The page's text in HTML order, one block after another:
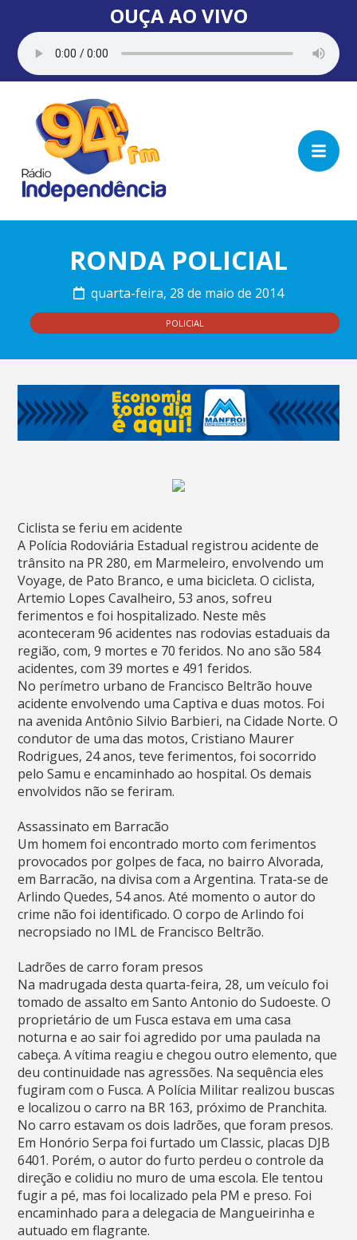
OUÇA AO VIVO
RONDA POLICIAL
quarta-feira, 28 de maio de 2014
POLICIAL
Ciclista se feriu em acidente
A Polícia Rodoviária Estadual registrou acidente de
trânsito na PR 280, em Marmeleiro, envolvendo um
Voyage, de Pato Branco, e uma bicicleta. O ciclista,
Artemio Lopes Cavalheiro, 53 anos, sofreu
ferimentos e foi hospitalizado. Neste mês
aconteceram 96 acidentes nas rodovias estaduais da
região, com, 9 mortes e 70 feridos. No ano são 584
acidentes, com 39 mortes e 491 feridos.
No perímetro urbano de Francisco Beltrão houve
acidente envolvendo uma Captiva e duas motos. Foi
na avenida Antônio Silvio Barbieri, na Cidade Norte. O
condutor de uma das motos, Cristiano Maurer
Rodrigues, 24 anos, teve ferimentos, foi socorrido
pelo Samu e encaminhado ao hospital. Os demais
envolvidos não se feriram.
Assassinato em Barracão
Um homem foi encontrado morto com ferimentos
provocados por golpes de faca, no bairro Alvorada,
em Barracão, na divisa com a Argentina. Trata-se de
Arlindo Quedes, 54 anos. Até momento o autor do
crime não foi identificado. O corpo de Arlindo foi
necropsiado no IML de Francisco Beltrão.
Ladrões de carro foram presos
Na madrugada desta quarta-feira, 28, um veículo foi
tomado de assalto em Santo Antonio do Sudoeste. O
proprietário de um Fusca estava em uma casa
noturna e ao sair foi agredido por uma paulada na
cabeça. A vítima reagiu e chegou outro elemento, que
deu continuidade nas agressões. Na sequência eles
fugiram com o Fusca. A Polícia Militar realizou buscas
e localizou o carro na BR 163, próximo de Pranchita.
No carro estavam os dois ladrões, que foram presos.
Em Honório Serpa foi furtado um Classic, placas DJB
6401. Porém, o autor do furto perdeu o controle da
direção e colidiu no muro de uma escola. Ele tentou
fugir a pé, mas foi localizado pela PM e preso. Foi
encaminhado para a delegacia de Mangueirinha e
autuado em flagrante.